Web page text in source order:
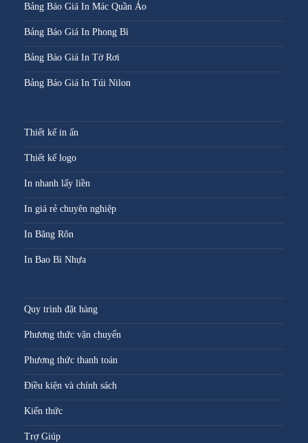
Bảng Báo Giá In Mác Quần Áo
Bảng Báo Giá In Phong Bì
Bảng Báo Giá In Tờ Rơi
Bảng Báo Giá In Túi Nilon
Thiết kế in ấn
Thiết kế logo
In nhanh lấy liền
In giá rẻ chuyên nghiệp
In Băng Rôn
In Bao Bì Nhựa
Quy trình đặt hàng
Phương thức vận chuyển
Phương thức thanh toán
Điều kiện và chính sách
Kiến thức
Trợ Giúp